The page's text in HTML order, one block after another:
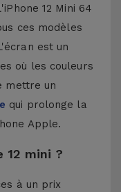
12 Mini 64
ces modèles
est un
où les couleurs
mettre un
qui prolonge la
Apple.
12 mini ?
à un prix